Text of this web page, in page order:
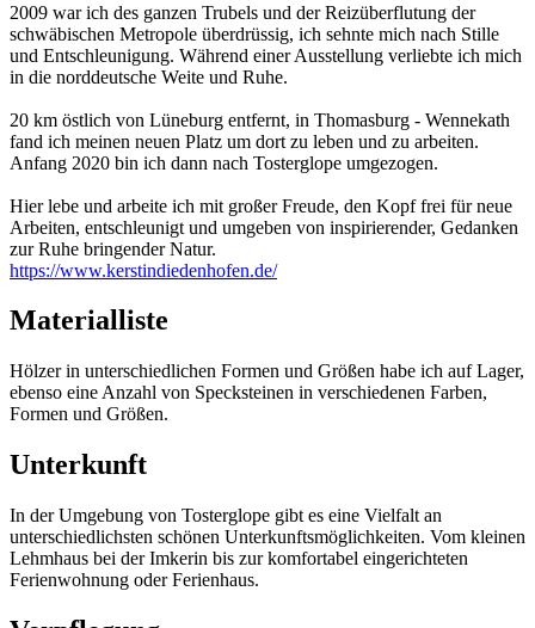
​2009 war ich des ganzen Trubels und der Reizüberflutung der
schwäbischen Metropole überdrüssig, ich sehnte mich nach Stille
und Entschleunigung. Während einer Ausstellung verliebte ich mich
in die norddeutsche Weite und Ruhe.
20 km östlich von Lüneburg entfernt, in Thomasburg - Wennekath
fand ich meinen neuen Platz um dort zu leben und zu arbeiten.
Anfang 2020 bin ich dann nach Tosterglope umgezogen.
​Hier lebe und arbeite ich mit großer Freude, den Kopf frei für neue
Arbeiten, entschleunigt und umgeben von inspirierender, Gedanken
zur Ruhe bringender Natur.
https://www.kerstindiedenhofen.de/
Materialliste
Hölzer in unterschiedlichen Formen und Größen habe ich auf Lager,
ebenso eine Anzahl von Specksteinen in verschiedenen Farben,
Formen und Größen.
Unterkunft
In der Umgebung von Tosterglope gibt es eine Vielfalt an
unterschiedlichsten schönen Unterkunftsmöglichkeiten. Vom kleinen
Lehmhaus bei der Imkerin bis zur komfortabel eingerichteten
Ferienwohnung oder Ferienhaus.